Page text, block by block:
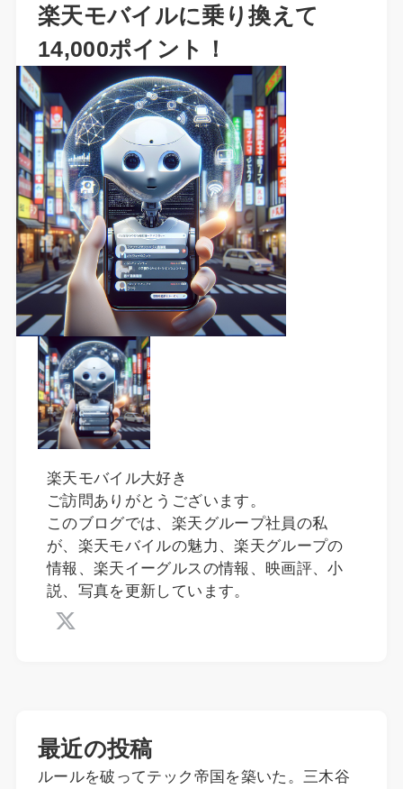
楽天モバイルに乗り換えて
14,000ポイント！
楽天モバイル大好き
ご訪問ありがとうございます。
このブログでは、楽天グループ社員の私
が、楽天モバイルの魅力、楽天グループの
情報、楽天イーグルスの情報、映画評、小
説、写真を更新しています。
最近の投稿
ルールを破ってテック帝国を築いた。三木谷